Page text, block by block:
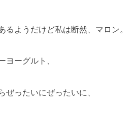
るようだけど私は断然、マロン。
ヨーグルト、
ぜったいにぜったいに、